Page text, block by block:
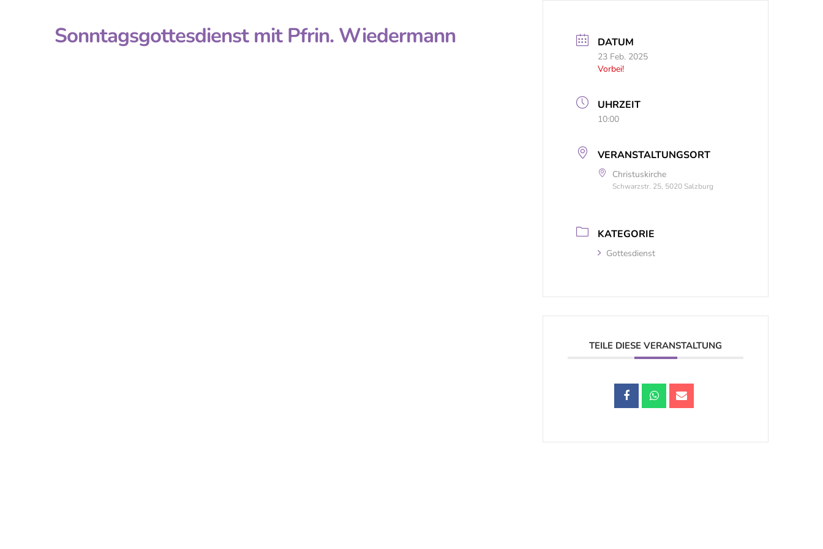
Sonntagsgottesdienst mit Pfrin. Wiedermann DATUM
23 Feb. 2025
Vorbei!
UHRZEIT
10:00
VERANSTALTUNGSORT
Christuskirche
Schwarzstr. 25, 5020 Salzburg
KATEGORIE
Gottesdienst
TEILE DIESE VERANSTALTUNG